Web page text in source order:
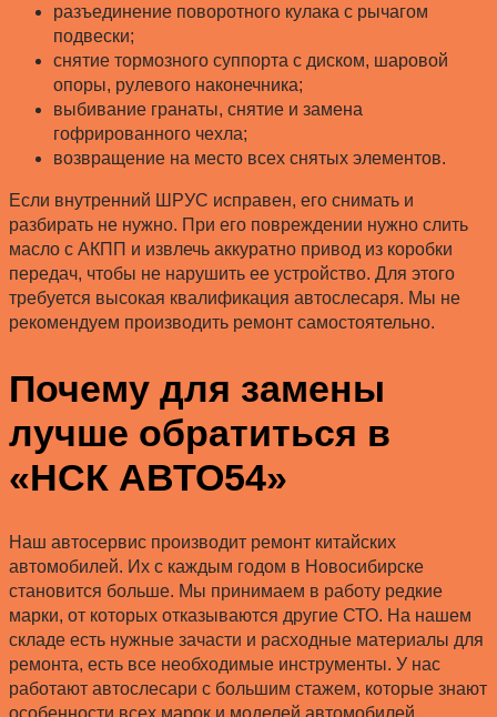
разъединение поворотного кулака с рычагом
подвески;
снятие тормозного суппорта с диском, шаровой
опоры, рулевого наконечника;
выбивание гранаты, снятие и замена
гофрированного чехла;
возвращение на место всех снятых элементов.
Если внутренний ШРУС исправен, его снимать и
разбирать не нужно. При его повреждении нужно слить
масло с АКПП и извлечь аккуратно привод из коробки
передач, чтобы не нарушить ее устройство. Для этого
требуется высокая квалификация автослесаря. Мы не
рекомендуем производить ремонт самостоятельно.
Почему для замены
лучше обратиться в
«НСК АВТО54»
Наш автосервис производит ремонт китайских
автомобилей. Их с каждым годом в Новосибирске
становится больше. Мы принимаем в работу редкие
марки, от которых отказываются другие СТО. На нашем
складе есть нужные зачасти и расходные материалы для
ремонта, есть все необходимые инструменты. У нас
работают автослесари с большим стажем, которые знают